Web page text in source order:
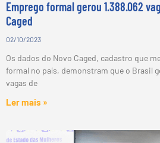
Emprego formal gerou 1.388.062
Caged
02/10/2023
Os dados do Novo Caged, cadastro que
formal no país, demonstram que o Brasil
vagas de
Ler mais »